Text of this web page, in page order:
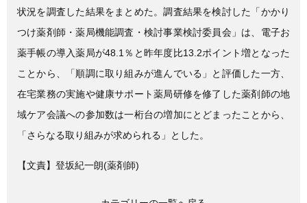
o
o
k
状況を調査した結果をまとめた。調査結果を検討した「かかり
つけ薬剤師・薬局機能調査・検討事業検討委員会」は、電子お
薬手帳の導入薬局が48.1％と昨年度比13.2ポイント増となった
ことから、「順調に取り組みが進んでいる」と評価した一方、
在宅業務の実施や健康サポート薬局研修を修了した薬剤師の地
域ケア会議への参加数は一桁台の増加にとどまったことから、
「さらなる取り組みが求められる」とした。
【文責】登坂紀一朗(薬剤師)